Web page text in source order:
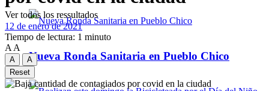
Nueva Ronda Sanitaria en Pueblo Chico
Ver todos los ressultados
12 de enero de 2021
Tiempo de lectura: 1 minuto
A A
A
A
Reset